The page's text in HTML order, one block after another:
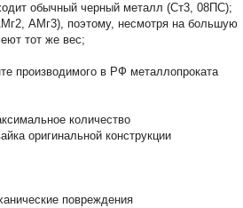
обычный черный металл (Ст3, 08ПС);
АМг3), поэтому, несмотря на большую
тот же вес;
производимого в РФ металлопроката
количество
оригинальной конструкции
повреждения